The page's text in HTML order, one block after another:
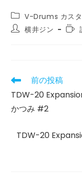
投
稿
カ
V-Drums カス
投
横井ジン
読
時
そ
他
の
を
前の投稿
TDW-20
かつみ #2
TDW-20